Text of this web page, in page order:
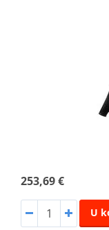
253,69 €
U